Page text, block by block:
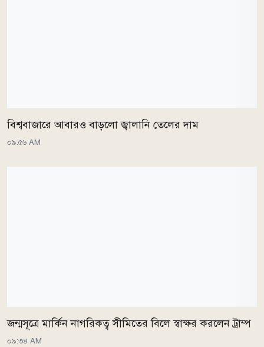
বিশ্ববাজারে আবারও বাড়লো জ্বালানি তেলের দাম
০৯:৫৬ AM
জন্মসূত্রে মার্কিন নাগরিকত্ব সীমিতের বিলে স্বাক্ষর করলেন ট্রাম্প
০৯:৩৪ AM